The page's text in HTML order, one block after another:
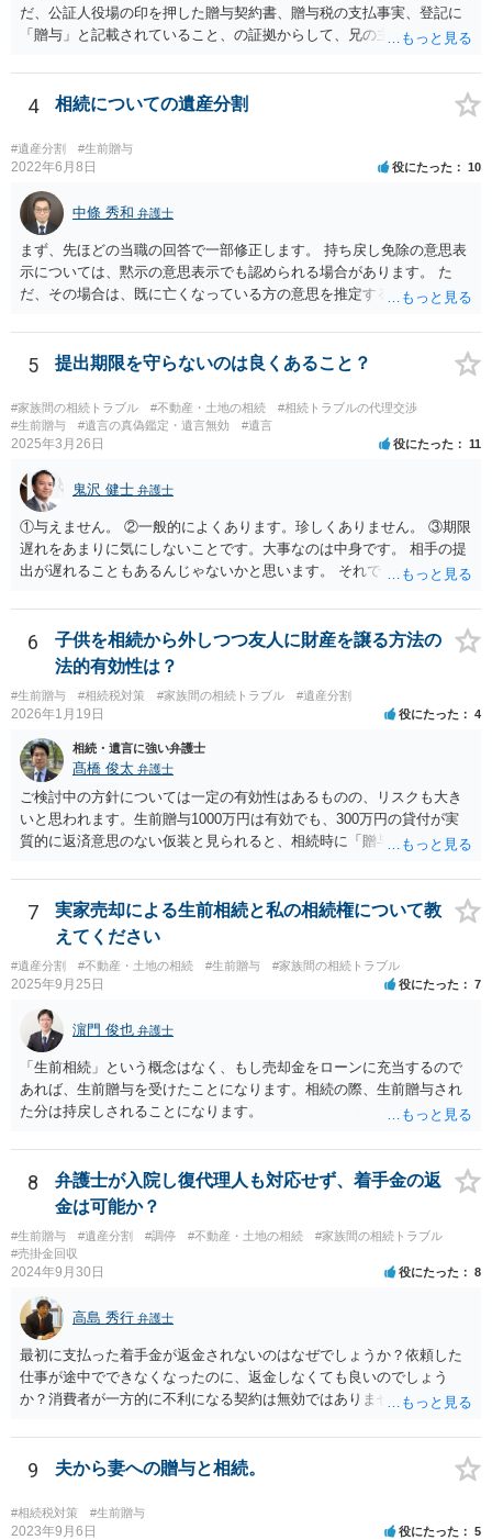
だ、公証人役場の印を押した贈与契約書、贈与税の支払事実、登記に
「贈与」と記載されていること、の証拠からして、兄の主張は通らな
わなければ、遺産分割調停を申し立てて進めるのがベターのような気
がしますね。
4 相続についての遺産分割
#遺産分割 #生前贈与
2022年6月8日 役にたった 10
中條 秀和 弁護士
まず、先ほどの当職の回答で一部修正します。 持ち戻し免除の意思表
示については、黙示の意思表示でも認められる場合があります。 た
だ、その場合は、既に亡くなっている方の意思を推定することになり
持ち戻し免除の意思表示は書面で明確にしておいていただくべきとい
う結論は変わりません。 誤解を与えるような回答でした。失礼しまし
た。 文言については、「〇〇に対する生前贈与による特別受益の持ち
戻しをすべて免除する」というのがオーソドックスなものですが、ご
心配ならば、弁護士のところに行って、特別受益となりそうな贈与に
ついて説明した上で、適切な文言についてご相談してみてはいかがで
しょうか。
5 提出期限を守らないのは良くあること？
#家族間の相続トラブル #不動産・土地の相続
#相続トラブルの代理交渉
#生前贈与
#遺言の真偽鑑定・遺言無効 #遺言
2025年3月26日 役にたった 11
鬼沢 健士 弁護士
①与えません。 ②一般的によくあります。珍しくありません。 ③期限
遅れをあまりに気にしないことです。大事なのは中身です。 相手の提
出が遅れることもあるんじゃないかと思います。 それでもあなた有利
6
子供を相続から外しつつ友人に財産を譲る方法の
法的有効性は？
#生前贈与 #相続税対策 #家族間の相続トラブル #遺産分割
2026年1月19日 役にたった 4
相続・遺言に強い弁護士
髙橋 俊太 弁護士
ご検討中の方針については一定の有効性はあるものの、リスクも大き
いと思われます。生前贈与1000万円は有効でも、300万円の貸付が実
質的に返済意思のない仮装と見られると、相続時に「贈与」と評価さ
法として考えられるものとしては、 ①信託（家族信託・目的信託） 財
産を信託口に移し、受託者（信頼できる友人や専門職）に管理させ、
・生存中はあなたの生活費・介護費に優先充当 ・残余を友人や慈善団
体へ と使途を厳格に指定。相続ではなく信託帰属になるため、子の関
与を大きく排除できます。 ②遺言＋生命保険の組合せ 生活資金は手元
に残し、余剰資金で受取人を友人・団体にした保険を活用。保険金は
相続財産とは別枠で、遺留分対策にも有効と思われます。 ③負担付死
因贈与 「介護・見守り等を条件に、死亡時に財産を渡す」契約。条件
不履行なら無効にでき、老後の安心を担保できます。 ④ 寄附予約＋解
除条件 慈善団体への寄附を予約しつつ、資金不足時は解除できる条項
を設定。 などがあり得るかと思われます。
7
実家売却による生前相続と私の相続権について教
えてください
#遺産分割 #不動産・土地の相続 #生前贈与 #家族間の相続トラブル
2025年9月25日 役にたった 7
濵門 俊也 弁護士
「生前相続」という概念はなく、もし売却金をローンに充当するので
あれば、生前贈与を受けたことになります。相続の際、生前贈与され
た分は持戻しされることになります。
8
弁護士が入院し復代理人も対応せず、着手金の返
金は可能か？
#生前贈与 #遺産分割 #調停 #不動産・土地の相続
#家族間の相続トラブル
#売掛金回収
2024年9月30日 役にたった 8
高島 秀行 弁護士
最初に支払った着手金が返金されないのはなぜでしょうか？依頼した
仕事が途中でできなくなったのに、返金しなくても良いのでしょう
か？消費者が一方的に不利になる契約は無効ではありませんか？
務があると思います。 倒れた弁護士が所属する弁護士会に相談さ
れた方がよいと思います。 倒れた弁護士は脳梗塞で倒れたようで
すが、 判断能力があり、復代理を倒れた弁護士の判断で復代理を
選任したのか 即ち、復代理人の選任は有効なのかという問題もあ
ると思います。
9 夫から妻への贈与と相続。
#相続税対策 #生前贈与
2023年9月6日 役にたった 5